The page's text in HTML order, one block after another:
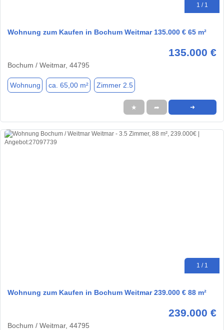
1 / 1
Wohnung zum Kaufen in Bochum Weitmar 135.000 € 65 m²
135.000 €
Bochum / Weitmar, 44795
Wohnung ca. 65,00 m² Zimmer 2.5
★ ➦ ➜
1 / 1
Wohnung zum Kaufen in Bochum Weitmar 239.000 € 88 m²
239.000 €
Bochum / Weitmar, 44795